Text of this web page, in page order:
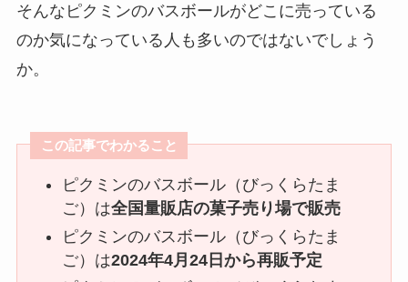
そんなピクミンのバスボールがどこに売っている
のか気になっている人も多いのではないでしょう
か。
この記事でわかること
ピクミンのバスボール（びっくらたま
ご）は全国量販店の菓子売り場で販売
ピクミンのバスボール（びっくらたま
ご）は2024年4月24日から再販予定